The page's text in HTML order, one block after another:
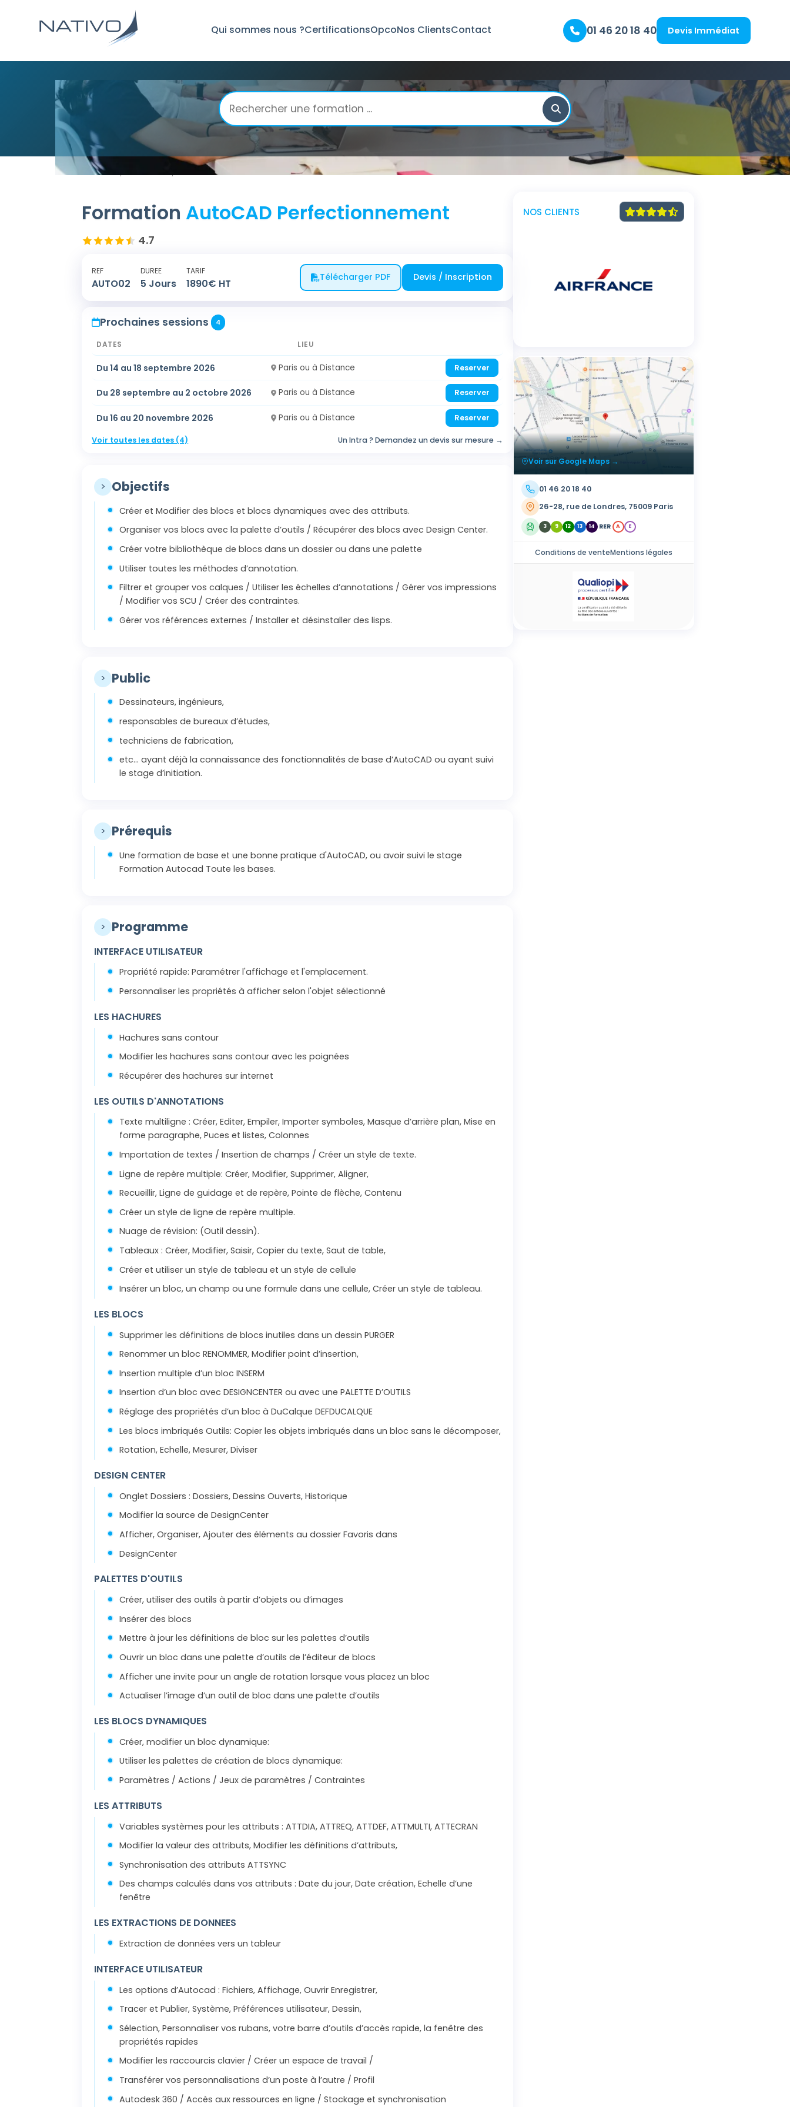
Qui sommes nous ?CertificationsOpcoNos ClientsContact 01 46 20 18 40 Devis Immédiat
Accueil AutoCad AutoCAD Perfectionnement
Formation AutoCAD Perfectionnement
4.7
REF
AUTO02
DUREE
5 Jours
TARIF
1890€ HT Télécharger PDF Devis / Inscription
Prochaines sessions 4
DATES LIEU
Du 14 au 18 septembre 2026 Paris ou à Distance Reserver
Du 28 septembre au 2 octobre 2026 Paris ou à Distance Reserver
Du 16 au 20 novembre 2026 Paris ou à Distance Reserver
Voir toutes les dates (4) Un Intra ? Demandez un devis sur mesure →
> Objectifs
Créer et Modifier des blocs et blocs dynamiques avec des attributs.
Organiser vos blocs avec la palette d’outils / Récupérer des blocs avec Design Center.
Créer votre bibliothèque de blocs dans un dossier ou dans une palette
Utiliser toutes les méthodes d’annotation.
Filtrer et grouper vos calques / Utiliser les échelles d’annotations / Gérer vos impressions
/ Modifier vos SCU / Créer des contraintes.
Gérer vos références externes / Installer et désinstaller des lisps.
> Public
Dessinateurs, ingénieurs,
responsables de bureaux d’études,
techniciens de fabrication,
etc... ayant déjà la connaissance des fonctionnalités de base d’AutoCAD ou ayant suivi
le stage d’initiation.
> Prérequis
Une formation de base et une bonne pratique d'AutoCAD, ou avoir suivi le stage
Formation Autocad Toute les bases.
> Programme
INTERFACE UTILISATEUR
Propriété rapide: Paramétrer l'affichage et l'emplacement.
Personnaliser les propriétés à afficher selon l'objet sélectionné
LES HACHURES
Hachures sans contour
Modifier les hachures sans contour avec les poignées
Récupérer des hachures sur internet
LES OUTILS D'ANNOTATIONS
Texte multiligne : Créer, Editer, Empiler, Importer symboles, Masque d’arrière plan, Mise en
forme paragraphe, Puces et listes, Colonnes
Importation de textes / Insertion de champs / Créer un style de texte.
Ligne de repère multiple: Créer, Modifier, Supprimer, Aligner,
Recueillir, Ligne de guidage et de repère, Pointe de flèche, Contenu
Créer un style de ligne de repère multiple.
Nuage de révision: (Outil dessin).
Tableaux : Créer, Modifier, Saisir, Copier du texte, Saut de table,
Créer et utiliser un style de tableau et un style de cellule
Insérer un bloc, un champ ou une formule dans une cellule, Créer un style de tableau.
LES BLOCS
Supprimer les définitions de blocs inutiles dans un dessin PURGER
Renommer un bloc RENOMMER, Modifier point d’insertion,
Insertion multiple d’un bloc INSERM
Insertion d’un bloc avec DESIGNCENTER ou avec une PALETTE D’OUTILS
Réglage des propriétés d’un bloc à DuCalque DEFDUCALQUE
Les blocs imbriqués Outils: Copier les objets imbriqués dans un bloc sans le décomposer,
Rotation, Echelle, Mesurer, Diviser
DESIGN CENTER
Onglet Dossiers : Dossiers, Dessins Ouverts, Historique
Modifier la source de DesignCenter
Afficher, Organiser, Ajouter des éléments au dossier Favoris dans
DesignCenter
PALETTES D'OUTILS
Créer, utiliser des outils à partir d’objets ou d’images
Insérer des blocs
Mettre à jour les définitions de bloc sur les palettes d’outils
Ouvrir un bloc dans une palette d’outils de l’éditeur de blocs
Afficher une invite pour un angle de rotation lorsque vous placez un bloc
Actualiser l’image d’un outil de bloc dans une palette d’outils
LES BLOCS DYNAMIQUES
Créer, modifier un bloc dynamique:
Utiliser les palettes de création de blocs dynamique:
Paramètres / Actions / Jeux de paramètres / Contraintes
LES ATTRIBUTS
Variables systèmes pour les attributs : ATTDIA, ATTREQ, ATTDEF, ATTMULTI, ATTECRAN
Modifier la valeur des attributs, Modifier les définitions d’attributs,
Synchronisation des attributs ATTSYNC
Des champs calculés dans vos attributs : Date du jour, Date création, Echelle d’une
fenêtre
LES EXTRACTIONS DE DONNEES
Extraction de données vers un tableur
INTERFACE UTILISATEUR
Les options d’Autocad : Fichiers, Affichage, Ouvrir Enregistrer,
Tracer et Publier, Système, Préférences utilisateur, Dessin,
Sélection, Personnaliser vos rubans, votre barre d’outils d’accès rapide, la fenêtre des
propriétés rapides
Modifier les raccourcis clavier / Créer un espace de travail /
Transférer vos personnalisations d’un poste à l’autre / Profil
Autodesk 360 / Accès aux ressources en ligne / Stockage et synchronisation
NOS CLIENTS
Voir sur Google Maps →
01 46 20 18 40
26-28, rue de Londres, 75009 Paris
3 9 12 13 14 RER A E
Conditions de venteMentions légales